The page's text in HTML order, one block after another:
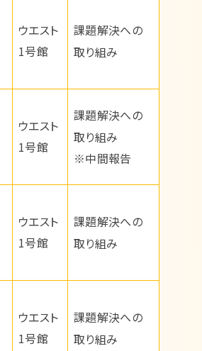
ウエスト
1号館
課題解決への
取り組み
ウエスト
1号館
課題解決への
取り組み
※中間報告
ウエスト
1号館
課題解決への
取り組み
ウエスト
1号館
課題解決への
取り組み